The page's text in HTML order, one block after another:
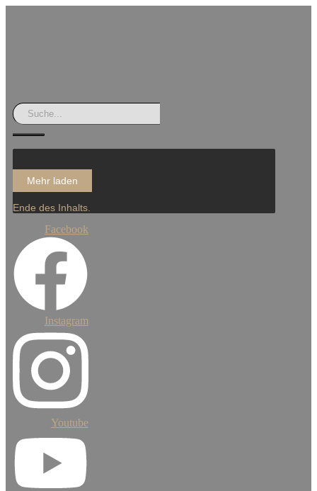
Mehr laden
Ende des Inhalts.
Facebook
Instagram
Youtube